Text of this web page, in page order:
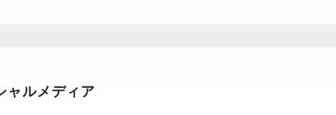
ャルメディア